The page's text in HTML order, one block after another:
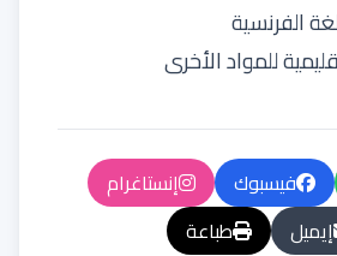
الفرنسية
للمواد الأخرى
فيسبوك
إنستاغرام
إيميل
طباعة